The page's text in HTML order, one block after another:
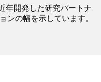
年開発した研究パートナ
ンの幅を示しています。